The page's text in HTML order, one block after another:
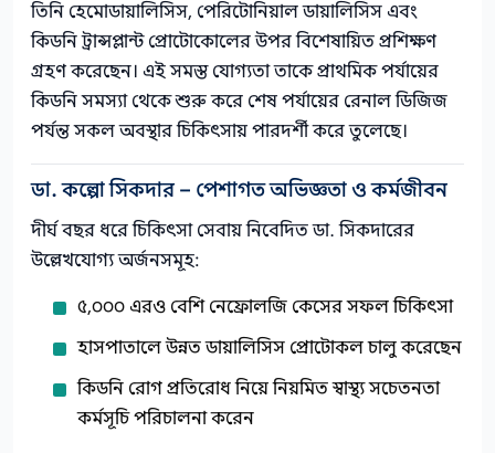
তিনি হেমোডায়ালিসিস, পেরিটোনিয়াল ডায়ালিসিস এবং
কিডনি ট্রান্সপ্লান্ট প্রোটোকোলের উপর বিশেষায়িত প্রশিক্ষণ
গ্রহণ করেছেন। এই সমস্ত যোগ্যতা তাকে প্রাথমিক পর্যায়ের
কিডনি সমস্যা থেকে শুরু করে শেষ পর্যায়ের রেনাল ডিজিজ
পর্যন্ত সকল অবস্থার চিকিৎসায় পারদর্শী করে তুলেছে।
ডা. কল্পো সিকদার – পেশাগত অভিজ্ঞতা ও কর্মজীবন
দীর্ঘ বছর ধরে চিকিৎসা সেবায় নিবেদিত ডা. সিকদারের
উল্লেখযোগ্য অর্জনসমূহ:
৫,০০০ এরও বেশি নেফ্রোলজি কেসের সফল চিকিৎসা
হাসপাতালে উন্নত ডায়ালিসিস প্রোটোকল চালু করেছেন
কিডনি রোগ প্রতিরোধ নিয়ে নিয়মিত স্বাস্থ্য সচেতনতা
কর্মসূচি পরিচালনা করেন